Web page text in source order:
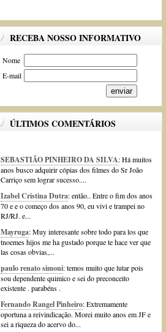
RECEBA NOSSO INFORMATIVO
Nome
E-mail
ÚLTIMOS COMENTÁRIOS
SEBASTIÃO PINHEIRO DA SILVA: Há muitos
anos busco adquirir cópias dos filmes do Sr João
Carriço sem lograr sucesso....
Izabel Cristina Dutra: então.. Entre o fim dos anos
70 e e o começo dos anos 90, eu vivi e trampei no
RJ/RJ. e...
Mayruga: Muy interesante sobre todo para los que
tnoemes hijos me ha gustado porque te hace ver que
las cosas obvias,...
paulo renato simoni: temos muito que lutar pois
sou dependente quimico e sei do preconceito
existente . parabéns .
Fernando Rangel Pinheiro: Extremamente
oportuna a reivindicação. Morei muito anos em JF e
sei a riqueza do acervo do...